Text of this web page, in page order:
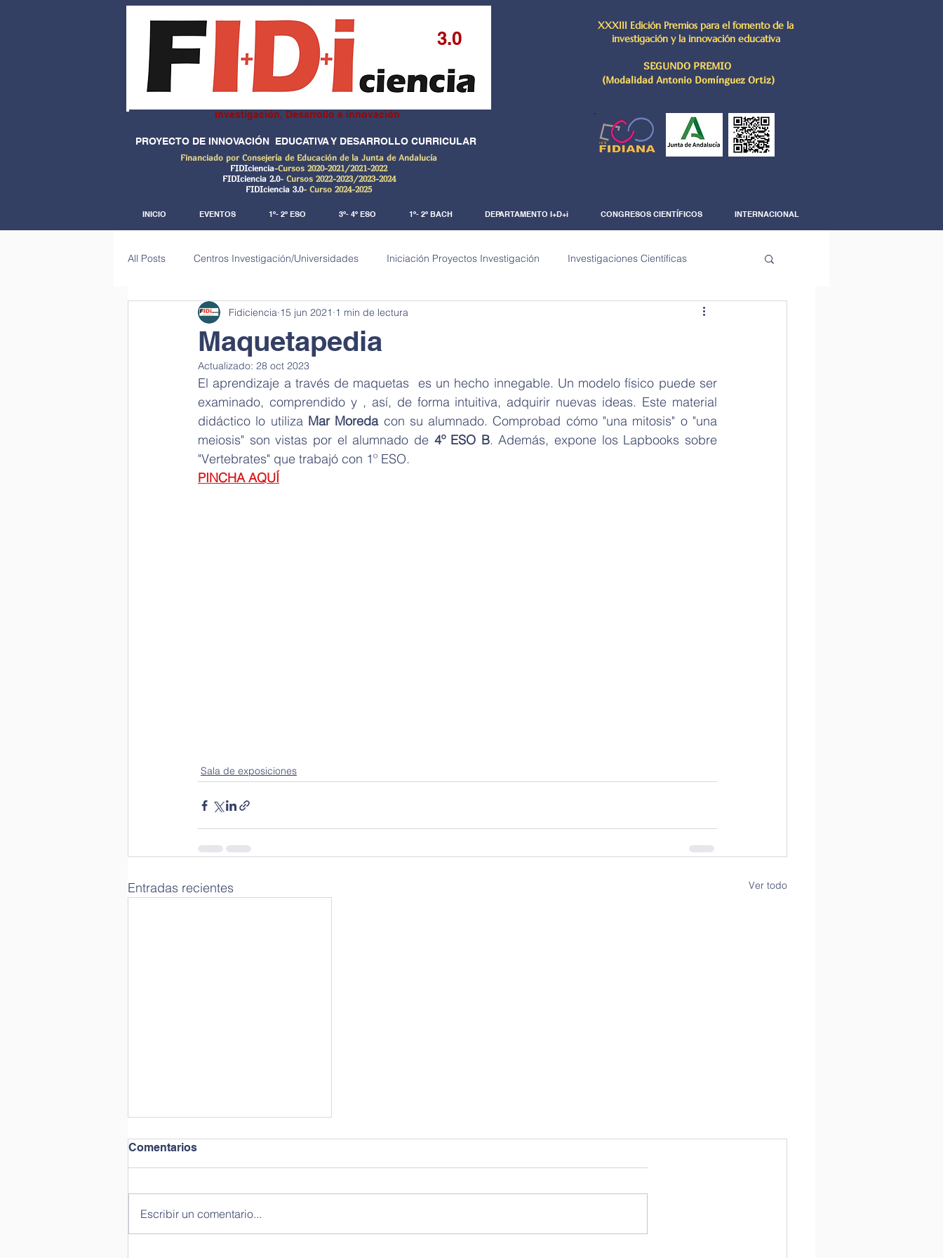
3.0
Investigación, Desarrollo e innovación
PROYECTO DE INNOVACIÓN EDUCATIVA Y DESARROLLO CURRICULAR
Financiado por Consejería de Educación de la Junta de Andalucía
FIDIciencia-Cursos 2020-2021/2021-2022
FIDIciencia 2.0- Cursos 2022-2023/2023-2024
FIDIciencia 3.0- Curso 2024-2025
XXXIII Edición Premios para el fomento de la
investigación y la innovación educativa
SEGUNDO PREMIO
(Modalidad Antonio Domínguez Ortiz)
INICIO EVENTOS 1º- 2º ESO 3º- 4º ESO 1º- 2º BACH DEPARTAMENTO I+D+i CONGRESOS CIENTÍFICOS INTERNACIONAL
All Posts Centros Investigación/Universidades Iniciación Proyectos Investigación Investigaciones Científicas
Investigaciones de campo (Big data) Investigaciones Documentales The Science Corner
Laboratorio en clase Ciencia sostenible
Cantamos a la salud Ciencia en la cocina Stop motion Le coins des sciences Cuéntame la ciencia
Visual thinking Scientific workshop
Maquetapedia
Fidiciencia 15 jun 2021 1 min de lectura
Actualizado: 28 oct 2023
El aprendizaje a través de maquetas  es un hecho innegable. Un modelo físico puede ser
examinado, comprendido y , así, de forma intuitiva, adquirir nuevas ideas. Este material
didáctico lo utiliza Mar Moreda con su alumnado. Comprobad cómo "una mitosis" o "una
meiosis" son vistas por el alumnado de 4º ESO B. Además, expone los Lapbooks sobre
"Vertebrates" que trabajó con 1º ESO.
PINCHA AQUÍ
Sala de exposiciones
Entradas recientes Ver todo
Comentarios
Escribir un comentario...